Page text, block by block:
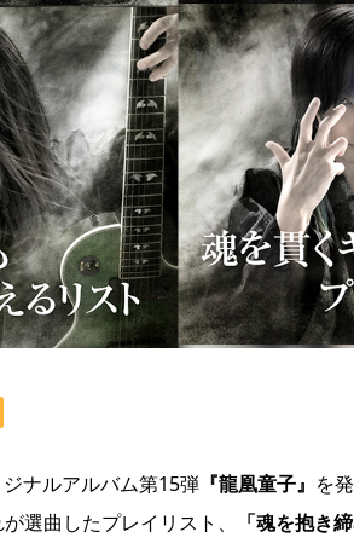
ナルアルバム第15弾『龍凰童子』 を
選曲したプレイリスト、
「魂を抱き